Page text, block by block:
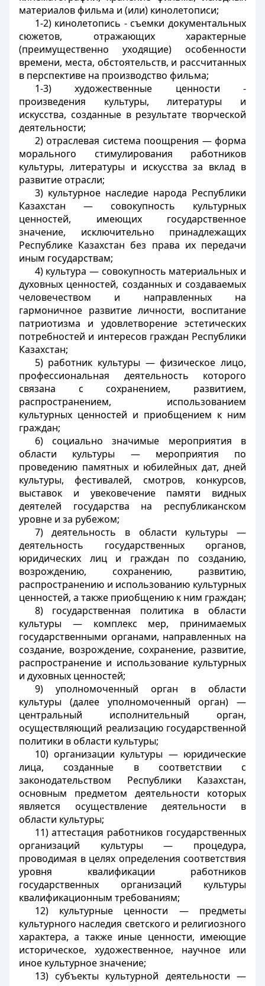
материалов фильма и (или) кинолетописи;
1-2) кинолетопись - съемки документальных
сюжетов, отражающих характерные
(преимущественно уходящие) особенности
времени, места, обстоятельств, и рассчитанных
в перспективе на производство фильма;
1-3) художественные ценности -
произведения культуры, литературы и
искусства, созданные в результате творческой
деятельности;
2) отраслевая система поощрения — форма
морального стимулирования работников
культуры, литературы и искусства за вклад в
развитие отрасли;
3) культурное наследие народа Республики
Казахстан — совокупность культурных
ценностей, имеющих государственное
значение, исключительно принадлежащих
Республике Казахстан без права их передачи
иным государствам;
4) культура — совокупность материальных и
духовных ценностей, созданных и создаваемых
человечеством и направленных на
гармоничное развитие личности, воспитание
патриотизма и удовлетворение эстетических
потребностей и интересов граждан Республики
Казахстан;
5) работник культуры — физическое лицо,
профессиональная деятельность которого
связана с сохранением, развитием,
распространением, использованием
культурных ценностей и приобщением к ним
граждан;
6) социально значимые мероприятия в
области культуры — мероприятия по
проведению памятных и юбилейных дат, дней
культуры, фестивалей, смотров, конкурсов,
выставок и увековечение памяти видных
деятелей государства на республиканском
уровне и за рубежом;
7) деятельность в области культуры —
деятельность государственных органов,
юридических лиц и граждан по созданию,
возрождению, сохранению, развитию,
распространению и использованию культурных
ценностей, а также приобщению к ним граждан;
8) государственная политика в области
культуры — комплекс мер, принимаемых
государственными органами, направленных на
создание, возрождение, сохранение, развитие,
распространение и использование культурных
и духовных ценностей;
9) уполномоченный орган в области
культуры (далее уполномоченный орган) —
центральный исполнительный орган,
осуществляющий реализацию государственной
политики в области культуры;
10) организации культуры — юридические
лица, созданные в соответствии с
законодательством Республики Казахстан,
основным предметом деятельности которых
является осуществление деятельности в
области культуры;
11) аттестация работников государственных
организаций культуры — процедура,
проводимая в целях определения соответствия
уровня квалификации работников
государственных организаций культуры
квалификационным требованиям;
12) культурные ценности — предметы
культурного наследия светского и религиозного
характера, а также иные ценности, имеющие
историческое, художественное, научное или
иное культурное значение;
13) субъекты культурной деятельности —